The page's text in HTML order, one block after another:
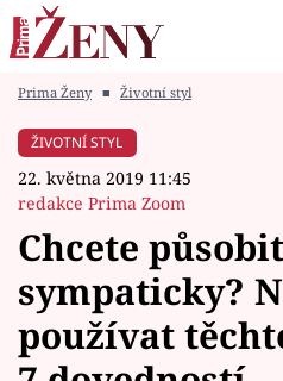
Módní alarm
Témata
Celebrity
Prima Ženy ■ Životní styl
ŽIVOTNÍ STYL
22. května 2019 11:45
redakce Prima Zoom
Chcete působit
sympaticky?
používat